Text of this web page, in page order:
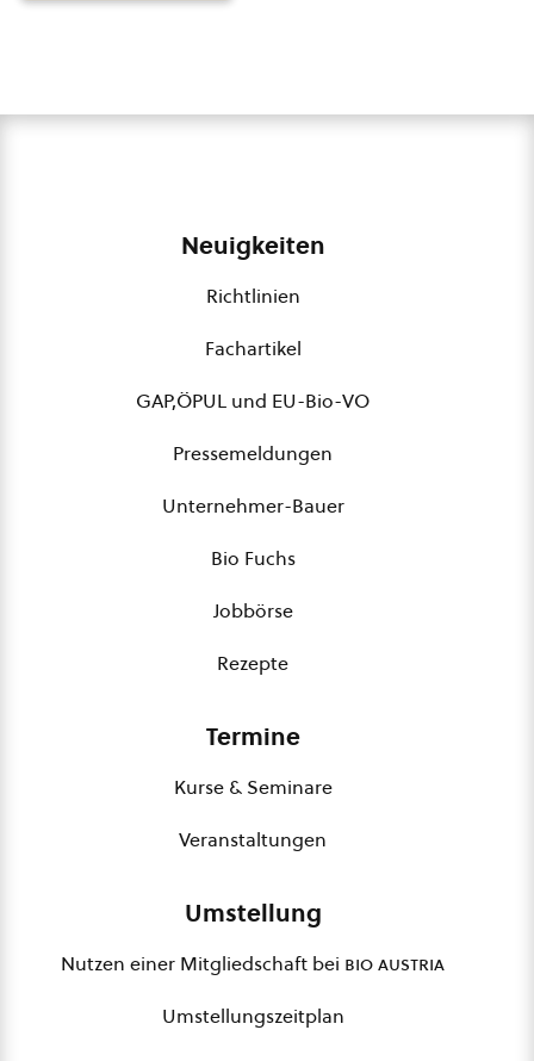
Neuigkeiten
Richtlinien
Fachartikel
GAP,ÖPUL und EU-Bio-VO
Pressemeldungen
Unternehmer-Bauer
Bio Fuchs
Jobbörse
Rezepte
Termine
Kurse & Seminare
Veranstaltungen
Umstellung
Nutzen einer Mitgliedschaft bei bio austria
Umstellungszeitplan